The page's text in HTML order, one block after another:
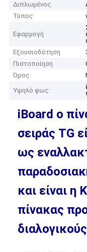
Διπλωμένος
Τύπος
Εφαρμογή
Εξουσιοδότηση
Πιστοποίηση
Όρος
Υψηλό φως:
iBoard ο
σειράς TG
ως
και είναι
πίνακας